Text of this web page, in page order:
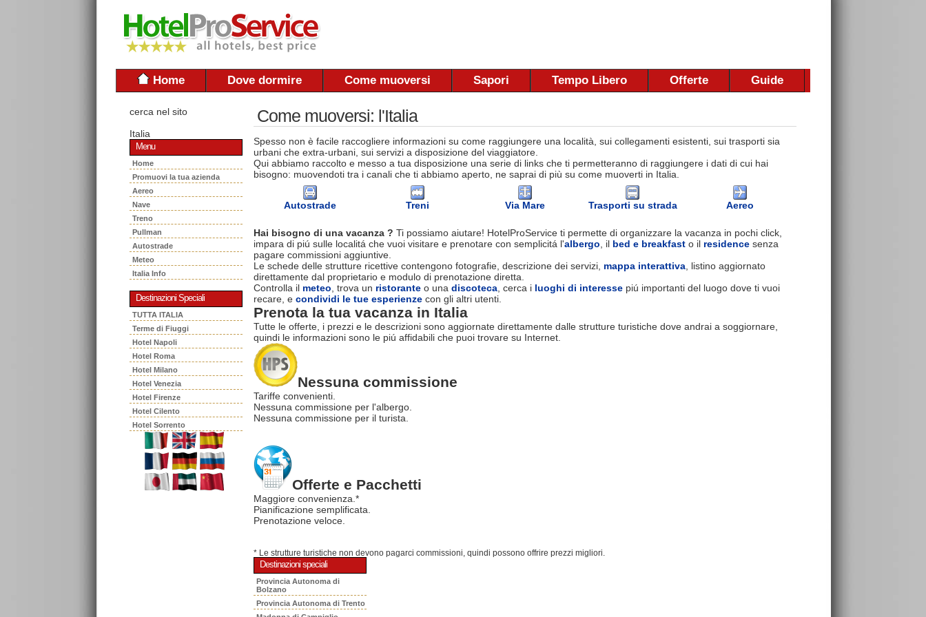
Home Dove dormire Come muoversi Sapori Tempo Libero Offerte Guide
cerca nel sito
Italia
Menu
Home
Promuovi la tua azienda
Aereo
Nave
Treno
Pullman
Autostrade
Meteo
Italia Info
Destinazioni Speciali
TUTTA ITALIA
Terme di Fiuggi
Hotel Napoli
Hotel Roma
Hotel Milano
Hotel Venezia
Hotel Firenze
Hotel Cilento
Hotel Sorrento
Come muoversi: l'Italia
Spesso non è facile raccogliere informazioni su come raggiungere una località, sui collegamenti esistenti, sui trasporti sia
urbani che extra-urbani, sui servizi a disposizione del viaggiatore.
Qui abbiamo raccolto e messo a tua disposizione una serie di links che ti permetteranno di raggiungere i dati di cui hai
bisogno: muovendoti tra i canali che ti abbiamo aperto, ne saprai di più su come muoverti in Italia.
Autostrade Treni Via Mare Trasporti su strada Aereo
Hai bisogno di una vacanza ? Ti possiamo aiutare! HotelProService ti permette di organizzare la vacanza in pochi click,
impara di piú sulle localitá che vuoi visitare e prenotare con semplicitá l'albergo , il bed e breakfast o il residence senza
pagare commissioni aggiuntive.
Le schede delle strutture ricettive contengono fotografie, descrizione dei servizi, mappa interattiva , listino aggiornato
direttamente dal proprietario e modulo di prenotazione diretta.
Controlla il meteo , trova un ristorante o una discoteca , cerca i luoghi di interesse piú importanti del luogo dove ti vuoi
recare, e condividi le tue esperienze con gli altri utenti.
Prenota la tua vacanza in Italia
Tutte le offerte, i prezzi e le descrizioni sono aggiornate direttamente dalle strutture turistiche dove andrai a soggiornare,
quindi le informazioni sono le piú affidabili che puoi trovare su Internet.
Nessuna commissione
Tariffe convenienti.
Nessuna commissione per l'albergo.
Nessuna commissione per il turista.
Offerte e Pacchetti
Maggiore convenienza.*
Pianificazione semplificata.
Prenotazione veloce.
* Le strutture turistiche non devono pagarci commissioni, quindi possono offrire prezzi migliori.
Destinazioni speciali
Provincia Autonoma di
Bolzano
Provincia Autonoma di Trento